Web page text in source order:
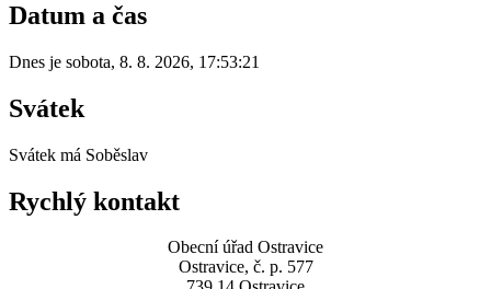
Datum a čas
Dnes je sobota, 8. 8. 2026, 17:53:21
Svátek
Svátek má Soběslav
Rychlý kontakt
Obecní úřad Ostravice
Ostravice, č. p. 577